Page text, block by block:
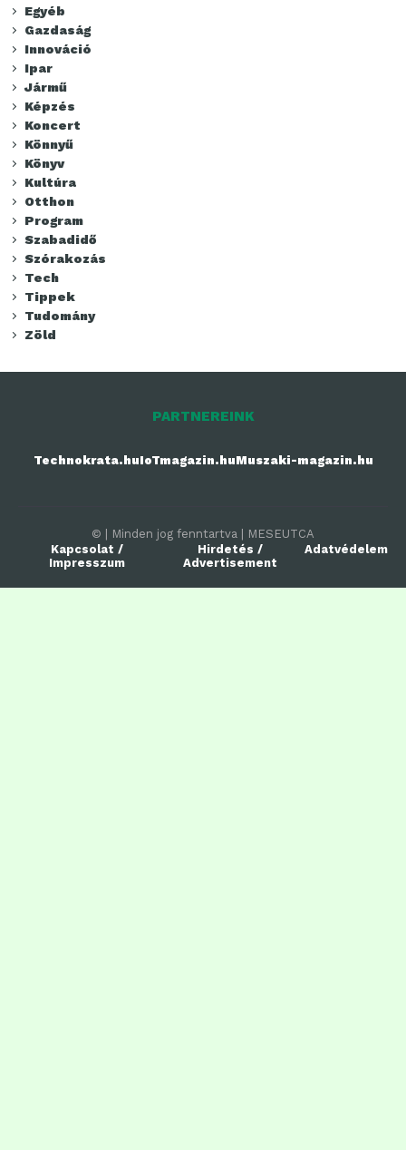
Egyéb
Gazdaság
Innováció
Ipar
Jármű
Képzés
Koncert
Könnyű
Könyv
Kultúra
Otthon
Program
Szabadidő
Szórakozás
Tech
Tippek
Tudomány
Zöld
PARTNEREINK
Technokrata.huIoTmagazin.huMuszaki-magazin.hu
© | Minden jog fenntartva | MESEUTCA
Kapcsolat /
Impresszum
Hirdetés /
Advertisement
Adatvédelem